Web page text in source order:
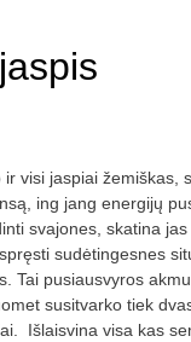
visi jaspiai žemiškas,
ing jang energijų
svajones, skatina
sudėtingesnes
Tai pusiausvyros
susitvarko tiek
Išlaisvina visa kas